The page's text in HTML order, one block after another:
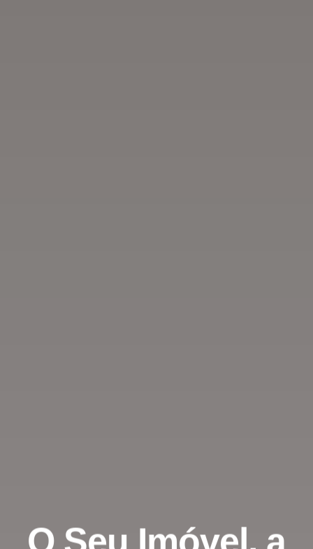
O Seu Imóvel, a